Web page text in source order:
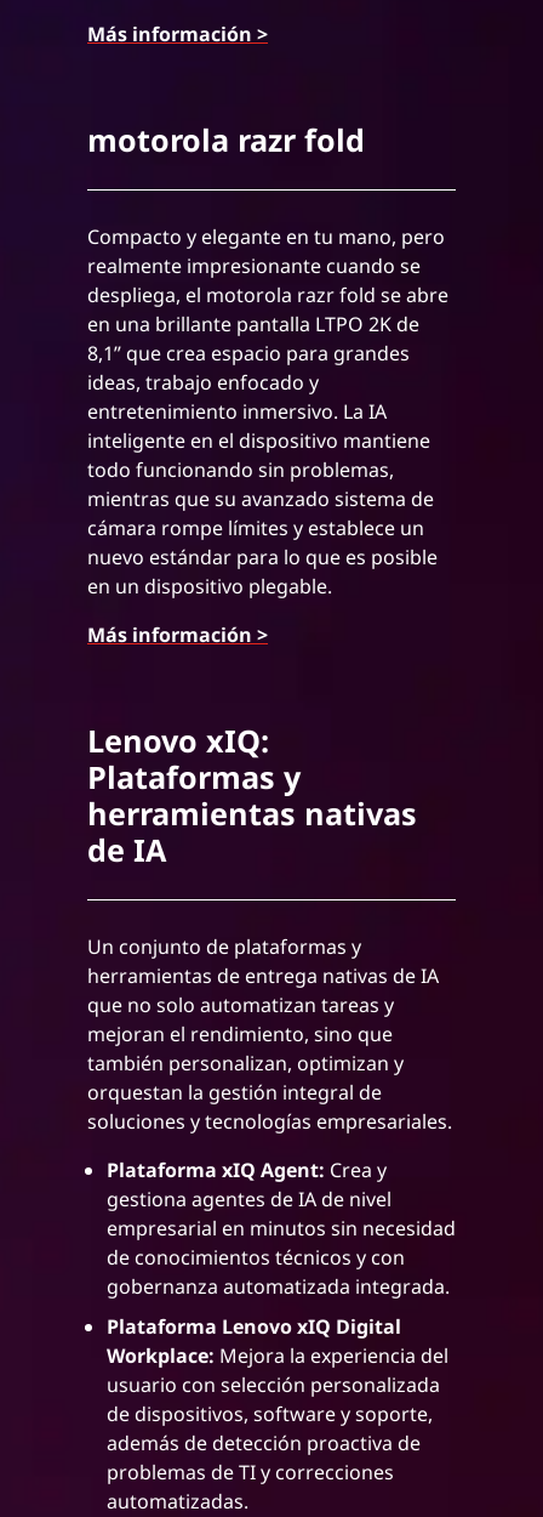
Más información >
motorola razr fold
Compacto y elegante en tu mano, pero
realmente impresionante cuando se
despliega, el motorola razr fold se abre
en una brillante pantalla LTPO 2K de
8,1” que crea espacio para grandes
ideas, trabajo enfocado y
entretenimiento inmersivo. La IA
inteligente en el dispositivo mantiene
todo funcionando sin problemas,
mientras que su avanzado sistema de
cámara rompe límites y establece un
nuevo estándar para lo que es posible
en un dispositivo plegable.
Más información >
Lenovo xIQ:
Plataformas y
herramientas nativas
de IA
Un conjunto de plataformas y
herramientas de entrega nativas de IA
que no solo automatizan tareas y
mejoran el rendimiento, sino que
también personalizan, optimizan y
orquestan la gestión integral de
soluciones y tecnologías empresariales.
Plataforma xIQ Agent: Crea y
gestiona agentes de IA de nivel
empresarial en minutos sin necesidad
de conocimientos técnicos y con
gobernanza automatizada integrada.
Plataforma Lenovo xIQ Digital
Workplace: Mejora la experiencia del
usuario con selección personalizada
de dispositivos, software y soporte,
además de detección proactiva de
problemas de TI y correcciones
automatizadas.